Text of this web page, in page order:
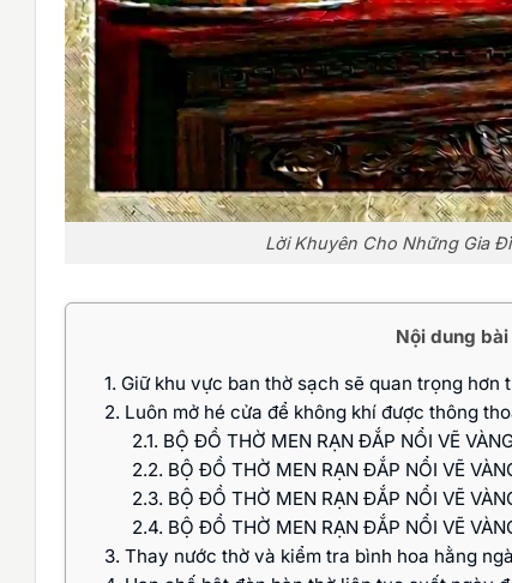
Lời Khuyên Cho Những Gia
Nội dung
1. Giữ khu vực ban thờ sạch sẽ quan trọng hơn
2. Luôn mở hé cửa để không khí được thông
2.1. BỘ ĐỒ THỜ MEN RẠN ĐẮP NỔI VẼ
2.2. BỘ ĐỒ THỜ MEN RẠN ĐẮP NỔI VẼ
2.3. BỘ ĐỒ THỜ MEN RẠN ĐẮP NỔI VẼ
2.4. BỘ ĐỒ THỜ MEN RẠN ĐẮP NỔI VẼ
3. Thay nước thờ và kiểm tra bình hoa hằng